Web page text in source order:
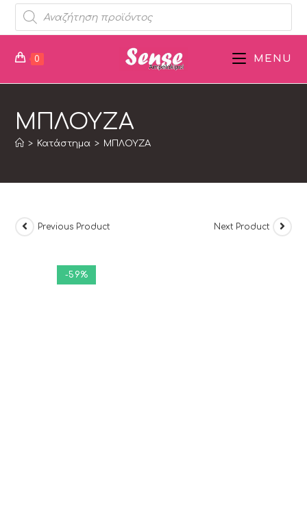
0 MENU
ΜΠΛΟΥΖΑ
> Κατάστημα > ΜΠΛΟΥΖΑ
-59%
Previous Product Next Product